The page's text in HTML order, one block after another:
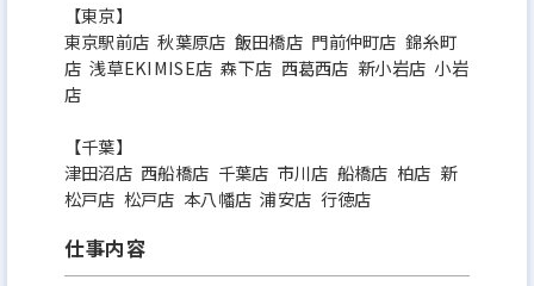
【東京】
東京駅前店 秋葉原店 飯田橋店 門前仲町店 錦糸町
店 浅草EKIMISE店 森下店 西葛西店 新小岩店 小岩
店
【千葉】
津田沼店 西船橋店 千葉店 市川店 船橋店 柏店 新
松戸店 松戸店 本八幡店 浦安店 行徳店
仕事内容